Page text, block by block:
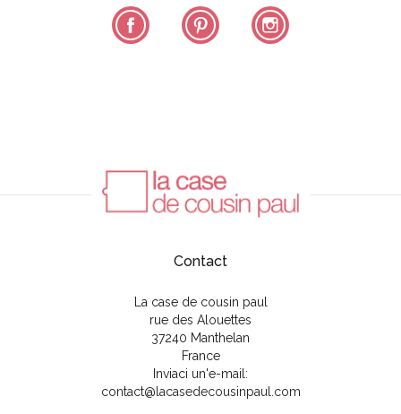
Facebook Pinterest
Contact
La case de cousin paul
rue des Alouettes
37240 Manthelan
France
Inviaci un'e-mail:
contact@lacasedecousinpaul.com